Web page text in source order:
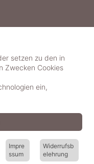
setzen zu den in
Zwecken Cookies
ein,
Impre
ssum
Widerrufsb
elehrung